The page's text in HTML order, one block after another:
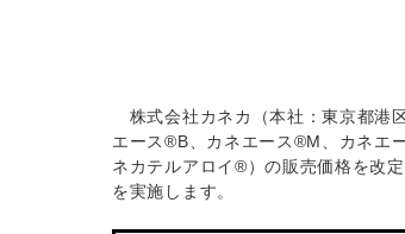
株式会社カネカ（本社：東京都港
エース®B、カネエース®M、カネエ
ネカテルアロイ®）の販売価格を改
を実施します。